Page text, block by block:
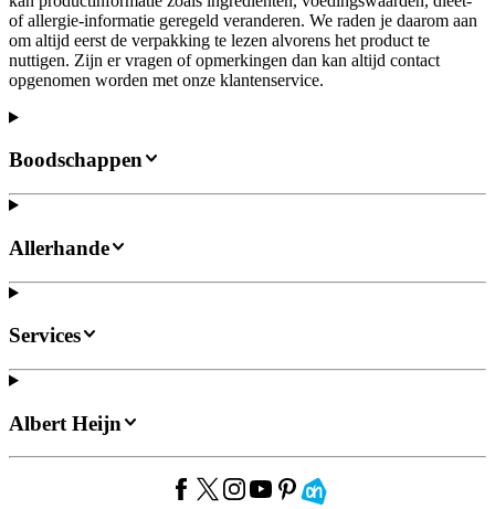
of allergie-informatie geregeld veranderen. We raden je daarom aan
om altijd eerst de verpakking te lezen alvorens het product te
nuttigen. Zijn er vragen of opmerkingen dan kan altijd contact
opgenomen worden met onze klantenservice.
Boodschappen
Allerhande
Services
Albert Heijn